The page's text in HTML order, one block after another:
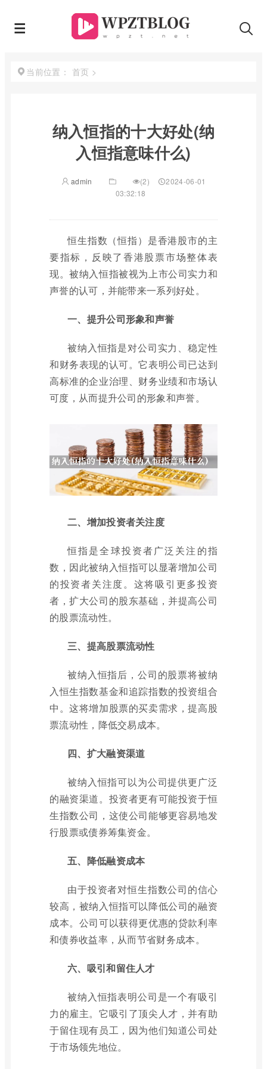
当前位置： 首页 >
纳入恒指的十大好处(纳
入恒指意味什么)
admin (2)
2024-06-01
03:32:18
恒生指数（恒指）是香港股市的主
要指标，反映了香港股票市场整体表
现。被纳入恒指被视为上市公司实力和
声誉的认可，并能带来一系列好处。
一、提升公司形象和声誉
被纳入恒指是对公司实力、稳定性
和财务表现的认可。它表明公司已达到
高标准的企业治理、财务业绩和市场认
可度，从而提升公司的形象和声誉。
二、增加投资者关注度
恒指是全球投资者广泛关注的指
数，因此被纳入恒指可以显著增加公司
的投资者关注度。这将吸引更多投资
者，扩大公司的股东基础，并提高公司
的股票流动性。
三、提高股票流动性
被纳入恒指后，公司的股票将被纳
入恒生指数基金和追踪指数的投资组合
中。这将增加股票的买卖需求，提高股
票流动性，降低交易成本。
四、扩大融资渠道
被纳入恒指可以为公司提供更广泛
的融资渠道。投资者更有可能投资于恒
生指数公司，这使公司能够更容易地发
行股票或债券筹集资金。
五、降低融资成本
由于投资者对恒生指数公司的信心
较高，被纳入恒指可以降低公司的融资
成本。公司可以获得更优惠的贷款利率
和债券收益率，从而节省财务成本。
六、吸引和留住人才
被纳入恒指表明公司是一个有吸引
力的雇主。它吸引了顶尖人才，并有助
于留住现有员工，因为他们知道公司处
于市场领先地位。